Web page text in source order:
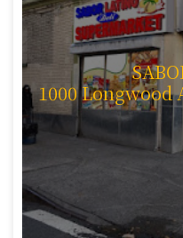
1000 Longwood